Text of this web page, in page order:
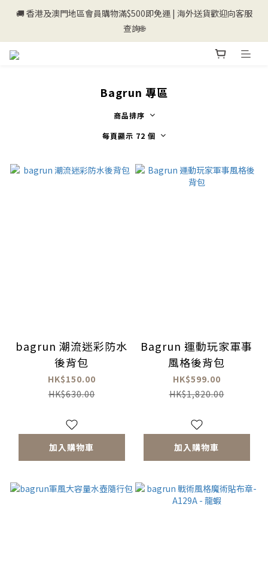
💰新登記會員即送50購物金💰
🚚 香港及澳門地區會員購物滿$500即免運 | 海外送貨歡迎向客服
查詢🌐
Bagrun 專區
商品排序
每頁顯示 72 個
bagrun 潮流迷彩防水
後背包
HK$150.00
HK$630.00
加入購物車
Bagrun 運動玩家軍事
風格後背包
HK$599.00
HK$1,820.00
加入購物車